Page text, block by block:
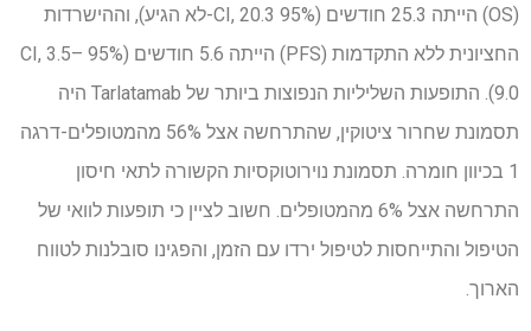
(OS) הייתה 25.3 חודשים (95% CI, 20.3-לא הגיע), וההישרדות
החציונית ללא התקדמות (PFS) הייתה 5.6 חודשים (95% CI, 3.5–
9.0). התופעות השליליות הנפוצות ביותר של Tarlatamab היה
תסמונת שחרור ציטוקין, שהתרחשה אצל 56% מהמטופלים-דרגה
1 בכיוון חומרה. תסמונת נוירוטוקסיות הקשורה לתאי חיסון
התרחשה אצל 6% מהמטופלים. חשוב לציין כי תופעות לוואי של
הטיפול והתייחסות לטיפול ירדו עם הזמן, והפגינו סובלנות לטווח
הארוך.